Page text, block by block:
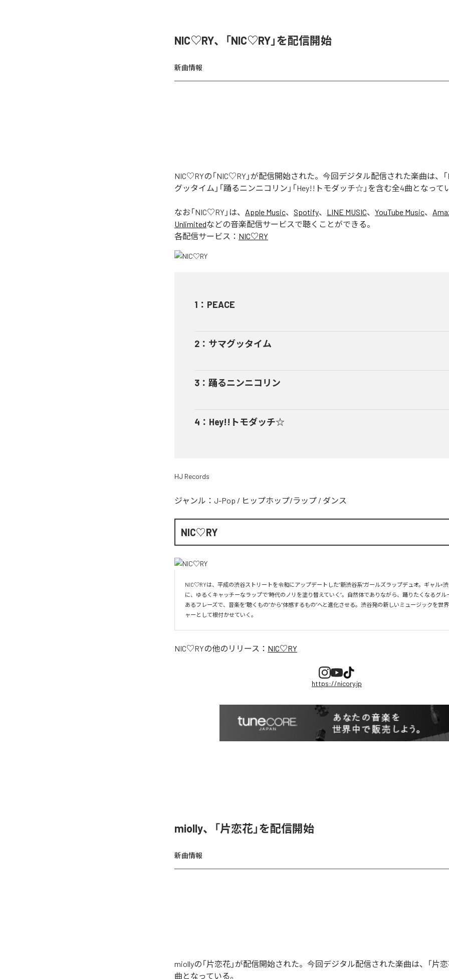
NIC♡RY、「NIC♡RY」を配信開始
新曲情報
NIC♡RYの「NIC♡RY」が配信開始された。今回デジタル配信された楽曲は、「
グッタイム」「踊るニンニコリン」「Hey!!トモダッチ☆」を含む全4曲となって
なお「NIC♡RY 」は、 Apple Music、 Spotify、 LINE MUSIC、 YouTube Music、
Unlimitedなどの音楽配信サービスで聴くことができる。
各配信サービス： NIC♡RY
1 ： PEACE
2 ： サマグッタイム
3 ： 踊るニンニコリン
4 ： Hey!!トモダッチ☆
HJ Records
ジャンル： J-Pop / ヒップホップ/ラップ / ダンス
NIC♡RY
NIC♡RYは、平成の渋谷ストリートを令和にアップデートした“新渋谷系”ガールズラップデュオ。ギャル×
に、ゆるくキャッチーなラップで“時代のノリを塗り替えていく”。自然体でありながら、踊りたくなるグル
あるフレーズで、音楽を“聴くもの”から“体感するもの”へと進化させる。渋谷発の新しいミュージックを世
ャーとして根付かせていく。
NIC♡RYの他のリリース： NIC♡RY
https://nicory.jp
miolly、「片恋花」を配信開始
新曲情報
miollyの「片恋花」が配信開始された。今回デジタル配信された楽曲は、「片恋
曲となっている。